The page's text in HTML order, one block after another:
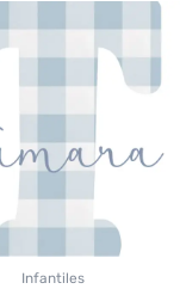
Infantiles
de
desde
8,99 €